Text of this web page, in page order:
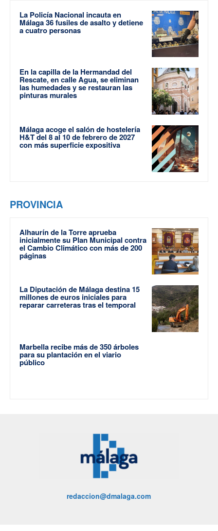
La Policía Nacional incauta en
Málaga 36 fusiles de asalto y detiene
a cuatro personas
En la capilla de la Hermandad del
Rescate, en calle Agua, se eliminan
las humedades y se restauran las
pinturas murales
Málaga acoge el salón de hostelería
H&T del 8 al 10 de febrero de 2027
con más superficie expositiva
PROVINCIA
Alhaurín de la Torre aprueba
inicialmente su Plan Municipal contra
el Cambio Climático con más de 200
páginas
La Diputación de Málaga destina 15
millones de euros iniciales para
reparar carreteras tras el temporal
Marbella recibe más de 350 árboles
para su plantación en el viario
público
redaccion@dmalaga.com